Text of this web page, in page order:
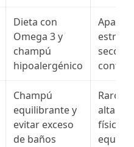
Dieta con
Omega 3 y
champú
hipoalergénico
estrés
seco;
Champú
equilibrante y
evitar exceso
de baños
Raro,
alta
física y